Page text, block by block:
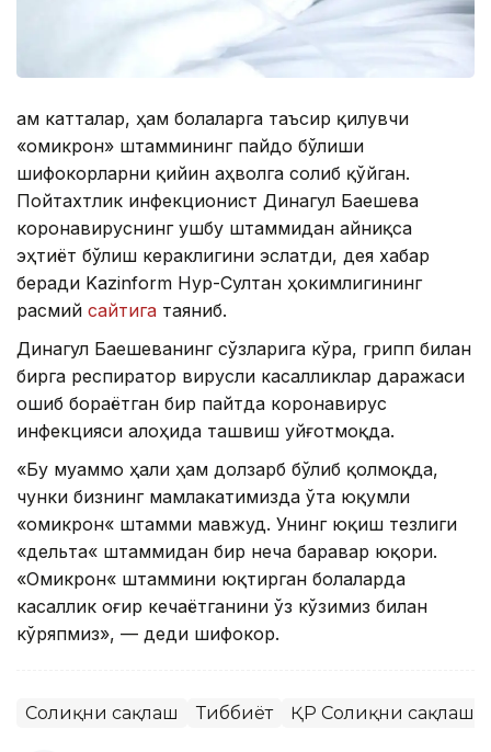
Ҳам катталар, ҳам болаларга таъсир қилувчи
«омикрон» штаммининг пайдо бўлиши
шифокорларни қийин аҳволга солиб қўйган.
Пойтахтлик инфекционист Динагул Баешева
коронавируснинг ушбу штаммидан айниқса
эҳтиёт бўлиш кераклигини эслатди, дея хабар
беради Kazinform Нур-Султан ҳокимлигининг
расмий сайтига таяниб.
Динагул Баешеванинг сўзларига кўра, грипп билан
бирга респиратор вирусли касалликлар даражаси
ошиб бораётган бир пайтда коронавирус
инфекцияси алоҳида ташвиш уйғотмоқда.
«Бу муаммо ҳали ҳам долзарб бўлиб қолмоқда,
чунки бизнинг мамлакатимизда ўта юқумли
«омикрон« штамми мавжуд. Унинг юқиш тезлиги
«дельта« штаммидан бир неча баравар юқори.
«Омикрон« штаммини юқтирган болаларда
касаллик оғир кечаётганини ўз кўзимиз билан
кўряпмиз», — деди шифокор.
Соғлиқни сақлаш Тиббиёт ҚР Соғлиқни сақлаш